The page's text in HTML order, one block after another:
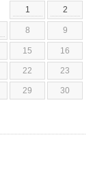
1 2
8 9
15 16
22 23
29 30